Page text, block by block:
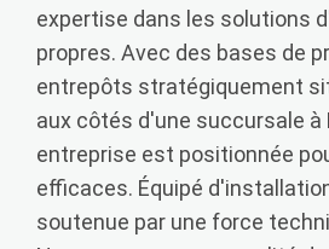
expertise dans les solutions
propres. Avec des bases de
entrepôts stratégiquement
aux côtés d'une succursale à
entreprise est positionnée
efficaces. Équipé
soutenue par une force